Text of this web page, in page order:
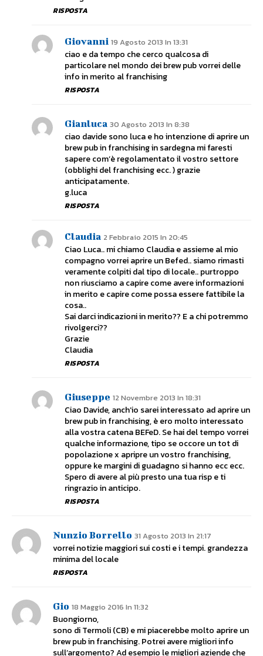
RISPOSTA
Giovanni 19 Agosto 2013 In 13:31
ciao e da tempo che cerco qualcosa di
particolare nel mondo dei brew pub vorrei delle
info in merito al franchising
RISPOSTA
Gianluca 30 Agosto 2013 In 8:38
ciao davide sono luca e ho intenzione di aprire un
brew pub in franchising in sardegna mi faresti
sapere com’è regolamentato il vostro settore
(obblighi del franchising ecc. ) grazie
anticipatamente.
g.luca
RISPOSTA
Claudia 2 Febbraio 2015 In 20:45
Ciao Luca.. mi chiamo Claudia e assieme al mio
compagno vorrei aprire un Befed.. siamo rimasti
veramente colpiti dal tipo di locale.. purtroppo
non riusciamo a capire come avere informazioni
in merito e capire come possa essere fattibile la
cosa..
Sai darci indicazioni in merito?? E a chi potremmo
rivolgerci??
Grazie
Claudia
RISPOSTA
Giuseppe 12 Novembre 2013 In 18:31
Ciao Davide, anch’io sarei interessato ad aprire un
brew pub in franchising, è ero molto interessato
alla vostra catena BEFeD. Se hai del tempo vorrei
qualche informazione, tipo se occore un tot di
popolazione x apripre un vostro franchising,
oppure ke margini di guadagno si hanno ecc ecc.
Spero di avere al più presto una tua risp e ti
ringrazio in anticipo.
RISPOSTA
Nunzio Borrello 31 Agosto 2013 In 21:17
vorrei notizie maggiori sui costi e i tempi. grandezza
minima del locale
RISPOSTA
Gio 18 Maggio 2016 In 11:32
Buongiorno,
sono di Termoli (CB) e mi piacerebbe molto aprire un
brew pub in franchising. Potrei avere migliori info
sull’argomento? Ad esempio le migliori aziende che